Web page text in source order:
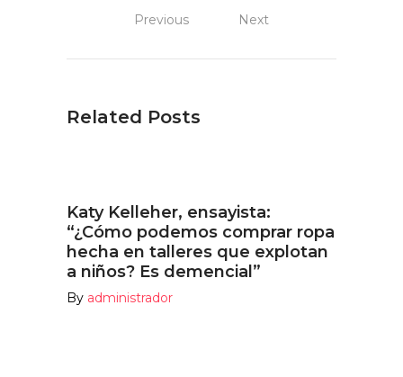
Previous Next
Related Posts
Katy Kelleher, ensayista:
“¿Cómo podemos comprar ropa
hecha en talleres que explotan
a niños? Es demencial”
By administrador